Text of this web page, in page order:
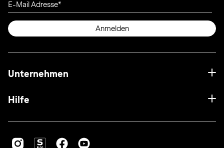
E-Mail Adresse
Anmelden
Unternehmen
Hilfe